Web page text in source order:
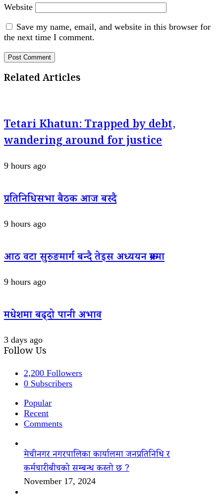
Website
Save my name, email, and website in this browser for
the next time I comment.
Related Articles
Tetari Khatun: Trapped by debt,
wandering around for justice
9 hours ago
प्रतिनिधिसभा बैठक आज बस्दै
9 hours ago
आठ वटा सुरुङमार्ग बन्दै तेइस अध्ययन क्रममा
9 hours ago
मधेशमा बढ्दो पानी अभाव
3 days ago
Follow Us
2,200 Followers
0 Subscribers
Popular
Recent
Comments
मेचीनगर नगरपालिका कार्यालमा जनप्रतिनिधि र
कर्मचारीबीचको सम्बन्ध कस्तो छ ?
November 17, 2024